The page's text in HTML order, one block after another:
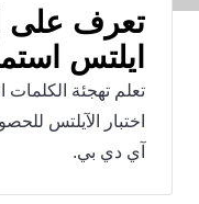
تعرف على
ايلتس
تعلم تهجئة
اختبار الآيلتس
آي دي بي.